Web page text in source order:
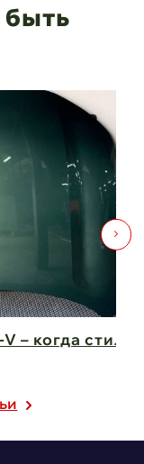
стиль и